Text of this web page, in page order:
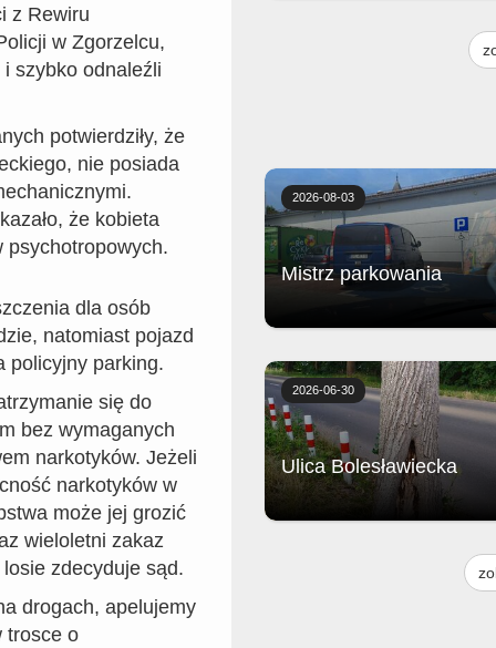
z Rewiru
w Zgorzelcu,
szybko odnaleźli
potwierdziły, że
nie posiada
że kobieta
psychotropowych.
dla osób
natomiast pojazd
policyjny parking.
się do
bez wymaganych
narkotyków. Jeżeli
narkotyków w
może jej grozić
wieloletni zakaz
zdecyduje sąd.
drogach, apelujemy
trosce o
frytkami, musztardą, sosem
Mistrz parkowania
2026-08-03
Ulica Bolesławiecka
jest do usunięcia. Praktycznie
środku i pochylone na jezdnię.
2026-06-30